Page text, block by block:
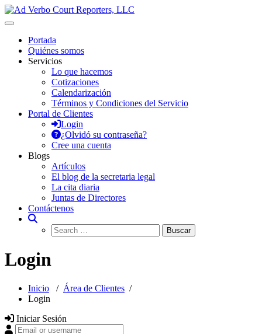
Saltar
al
Ad Verbo Court Reporters, LLC
en Puerto Rico, para transcripciones para el Tribunal de
Apelaciones, deposiciones, vistas administrativas, preparación de
minutas, arbitrajes, reuniones y asambleas.
Portada
Quiénes somos
Servicios
Lo que hacemos
Cotizaciones
Calendarización
Términos y Condiciones del Servicio
Portal de Clientes
Login
¿Olvidó su contraseña?
Cree una cuenta
Blogs
Artículos
El blog de la secretaria legal
La cita diaria
Juntas de Directores
Contáctenos
Login
Inicio / Área de Clientes /
Login
Iniciar Sesión
Email or username